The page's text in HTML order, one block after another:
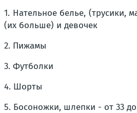
1. Нательное белье, (трусики,
(их больше) и девочек
2. Пижамы
3. Футболки
4. Шорты
5. Босоножки, шлепки - от 33